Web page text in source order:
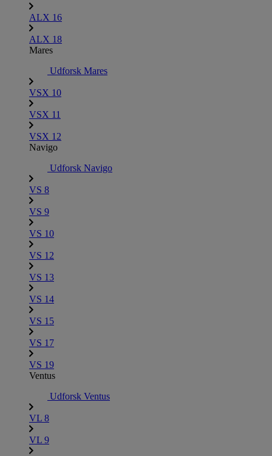
ALX 16
ALX 18
Mares
Udforsk Mares
VSX 10
VSX 11
VSX 12
Navigo
Udforsk Navigo
VS 8
VS 9
VS 10
VS 12
VS 13
VS 14
VS 15
VS 17
VS 19
Ventus
Udforsk Ventus
VL 8
VL 9